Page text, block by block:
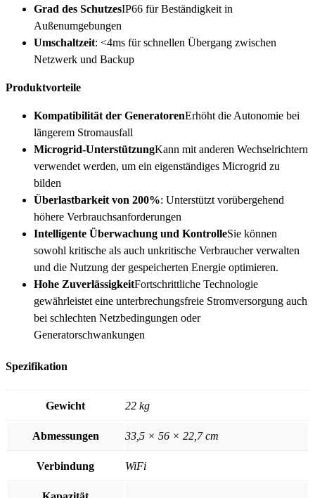
Grad des SchutzesIP66 für Beständigkeit in
Außenumgebungen
Umschaltzeit: <4ms für schnellen Übergang zwischen
Netzwerk und Backup
Produktvorteile
Kompatibilität der GeneratorenErhöht die Autonomie bei
längerem Stromausfall
Microgrid-UnterstützungKann mit anderen Wechselrichtern
verwendet werden, um ein eigenständiges Microgrid zu
bilden
Überlastbarkeit von 200%: Unterstützt vorübergehend
höhere Verbrauchsanforderungen
Intelligente Überwachung und KontrolleSie können
sowohl kritische als auch unkritische Verbraucher verwalten
und die Nutzung der gespeicherten Energie optimieren.
Hohe ZuverlässigkeitFortschrittliche Technologie
gewährleistet eine unterbrechungsfreie Stromversorgung auch
bei schlechten Netzbedingungen oder
Generatorschwankungen
Spezifikation
Gewicht 22 kg
Abmessungen 33,5 × 56 × 22,7 cm
Verbindung WiFi